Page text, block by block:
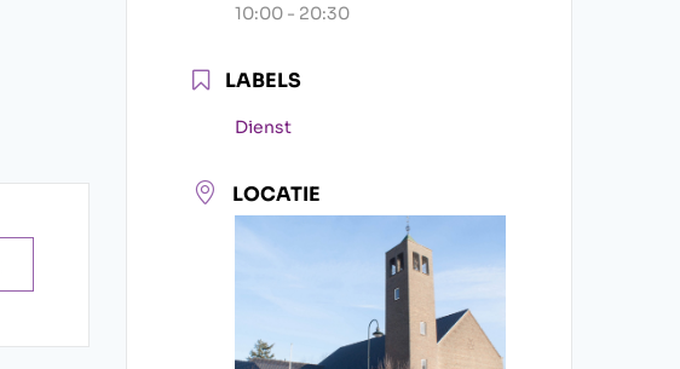
10:00 - 20:30
LABELS
Dienst
LOCATIE